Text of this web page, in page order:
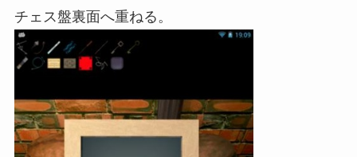
チェス盤裏面へ重ねる。